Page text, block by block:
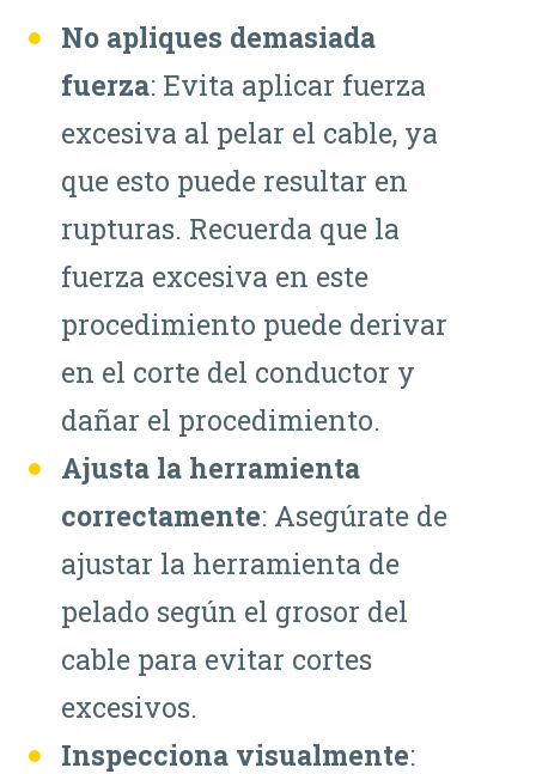
No apliques demasiada
fuerza: Evita aplicar fuerza
excesiva al pelar el cable, ya
que esto puede resultar en
rupturas. Recuerda que la
fuerza excesiva en este
procedimiento puede derivar
en el corte del conductor y
dañar el procedimiento.
Ajusta la herramienta
correctamente: Asegúrate de
ajustar la herramienta de
pelado según el grosor del
cable para evitar cortes
excesivos.
Inspecciona visualmente: